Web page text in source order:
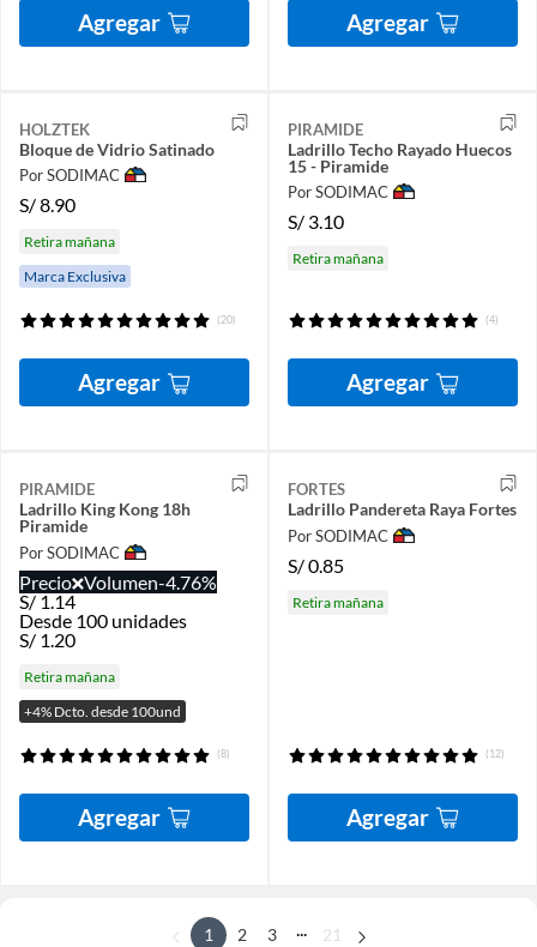
Agregar Agregar
HOLZTEK
Bloque de Vidrio Satinado
Por SODIMAC
S/8.90
Retira mañana
Marca Exclusiva
(20)
Agregar
PIRAMIDE
Ladrillo Techo Rayado Huecos
15 - Piramide
Por SODIMAC
S/ 3.10
Retira mañana
(4)
Agregar
PIRAMIDE
Ladrillo King Kong 18h
Piramide
Por SODIMAC
Precio Volumen-4.76%
S/1.14
Desde 100 unidades
S/ 1.20
Retira mañana
+4% Dcto. desde 100und
(8)
Agregar
FORTES
Ladrillo Pandereta Raya Fortes
Por SODIMAC
S/0.85
Retira mañana
(12)
Agregar
1 2 3 ... 21